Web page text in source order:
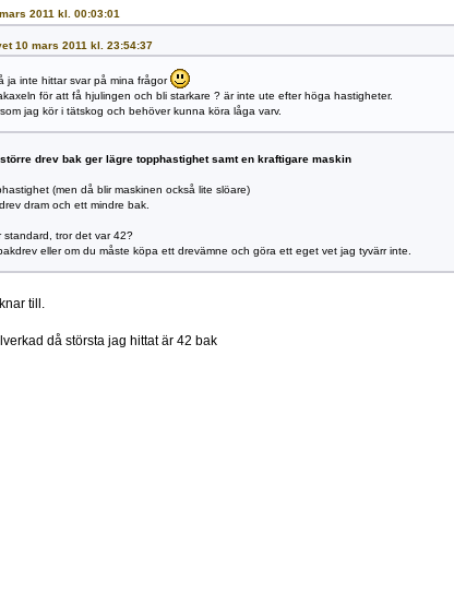
2011 kl. 00:03:01
10 mars 2011 kl. 23:54:37
ja inte hittar svar på mina frågor
för att få hjulingen och bli starkare ? är inte ute efter höga hastigheter.
jag kör i tätskog och behöver kunna köra låga varv.
drev bak ger lägre topphastighet samt en kraftigare maskin
(men då blir maskinen också lite slöare)
dram och ett mindre bak.
standard, tror det var 42?
eller om du måste köpa ett drevämne och göra ett eget vet jag tyvärr inte.
till.
då största jag hittat är 42 bak